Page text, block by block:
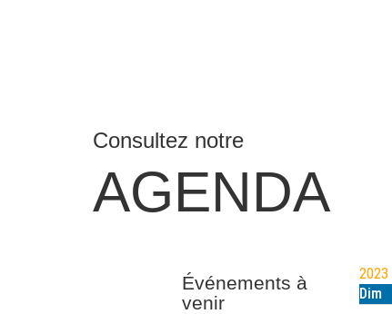
Consultez notre
AGENDA
Événements à
venir
2023
Dim